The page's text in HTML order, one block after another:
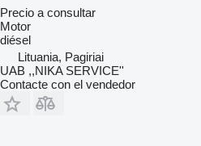
Precio a consultar
Motor
diésel
Lituania, Pagiriai
UAB ,,NIKA SERVICE''
Contacte con el vendedor